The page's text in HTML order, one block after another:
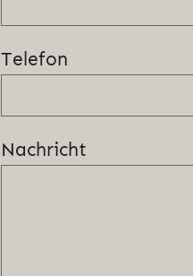
Telefon
Nachricht